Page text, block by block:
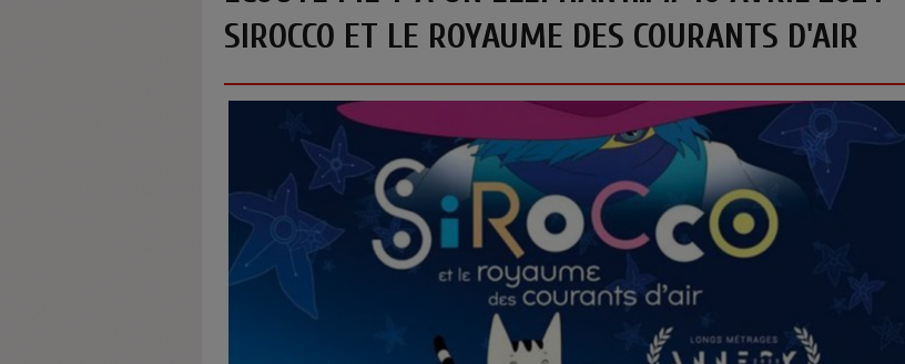
SIROCCO ET LE ROYAUME DES COURANTS D'AIR